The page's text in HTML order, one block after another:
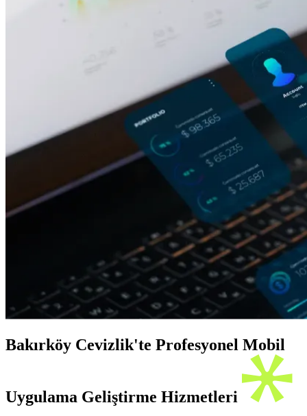
Bakırköy Cevizlik'te Profesyonel Mobil
Uygulama Geliştirme Hizmetleri